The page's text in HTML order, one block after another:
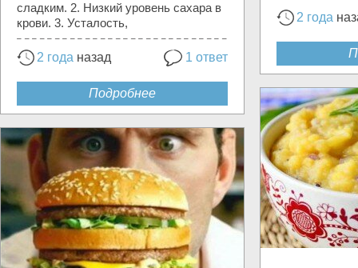
сладким. 2. Низкий уровень сахара в
крови. 3. Усталость,
2 года назад 1 ответ
Подробнее
2 года